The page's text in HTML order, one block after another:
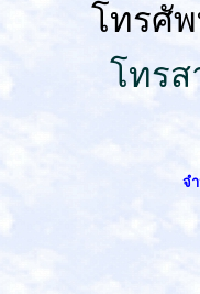
โทรศัพ
โทรส
จ